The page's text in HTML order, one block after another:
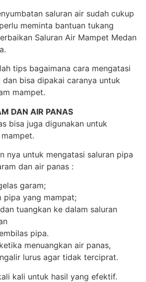
saluran air sudah cukup
meminta bantuan tukang
Saluran Air Mampet Medan
tips bagaimana cara mengatasi
dan bisa dipakai caranya untuk
mampet.
DAN AIR PANAS
bisa juga digunakan untuk
nya untuk mengatasi saluran pipa
dan air panas :
garam;
pipa yang mampat;
tuangkan ke dalam saluran
pipa.
menuangkan air panas,
lurus agar tidak terciprat.
kali untuk hasil yang efektif.